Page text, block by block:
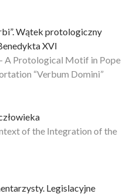
Wątek protologiczny
XVI
A Protological Motif in Pope
“Verbum Domini”
of the Integration of the
Legislacyjne